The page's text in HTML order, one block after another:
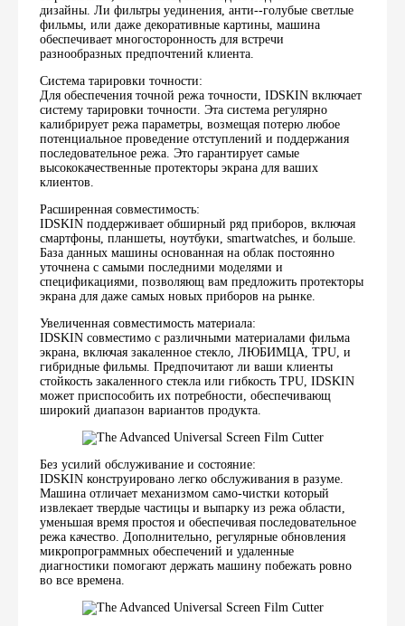
дизайны. Ли фильтры уединения, анти--голубые светлые
фильмы, или даже декоративные картины, машина
обеспечивает многосторонность для встречи
разнообразных предпочтений клиента.
Система тарировки точности:
Для обеспечения точной режа точности, IDSKIN включает
систему тарировки точности. Эта система регулярно
калибрирует режа параметры, возмещая потерю любое
потенциальное проведение отступлений и поддержания
последовательное режа. Это гарантирует самые
высококачественные протекторы экрана для ваших
клиентов.
Расширенная совместимость:
IDSKIN поддерживает обширный ряд приборов, включая
смартфоны, планшеты, ноутбуки, smartwatches, и больше.
База данных машины основанная на облак постоянно
уточнена с самыми последними моделями и
спецификациями, позволяющ вам предложить протекторы
экрана для даже самых новых приборов на рынке.
Увеличенная совместимость материала:
IDSKIN совместимо с различными материалами фильма
экрана, включая закаленное стекло, ЛЮБИМЦА, TPU, и
гибридные фильмы. Предпочитают ли ваши клиенты
стойкость закаленного стекла или гибкость TPU, IDSKIN
может приспособить их потребности, обеспечивающ
широкий диапазон вариантов продукта.
Без усилий обслуживание и состояние:
IDSKIN конструировано легко обслуживания в разуме.
Машина отличает механизмом само-чистки который
извлекает твердые частицы и выпарку из режа области,
уменьшая время простоя и обеспечивая последовательное
режа качество. Дополнительно, регулярные обновления
микропрограммных обеспечений и удаленные
диагностики помогают держать машину побежать ровно
во все времена.